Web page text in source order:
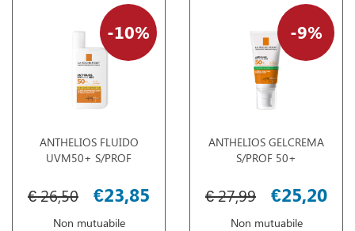
ANTHELIOS FLUIDO
UVM50+ S/PROF
10%
€ 26,50 €23,85
Non mutuabile
ANTHELIOS GELCREMA
S/PROF 50+
9%
€ 27,99 €25,20
Non mutuabile